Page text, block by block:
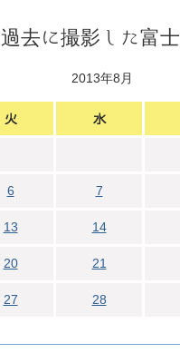
過去に撮影した富
2013年8月
6 7
13 14
20 21
27 28